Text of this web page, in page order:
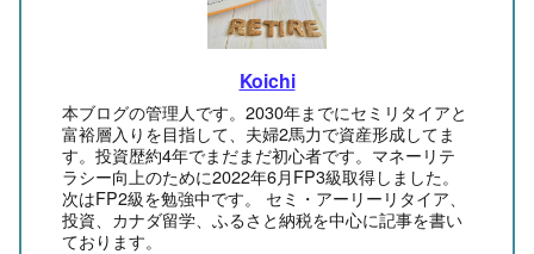
Koichi
本ブログの管理人です。2030年までにセミリタイアと
富裕層入りを目指して、夫婦2馬力で資産形成してま
す。投資歴約4年でまだまだ初心者です。マネーリテ
ラシー向上のために2022年6月FP3級取得しました。
次はFP2級を勉強中です。 セミ・アーリーリタイア、
投資、カナダ留学、ふるさと納税を中心に記事を書い
ております。